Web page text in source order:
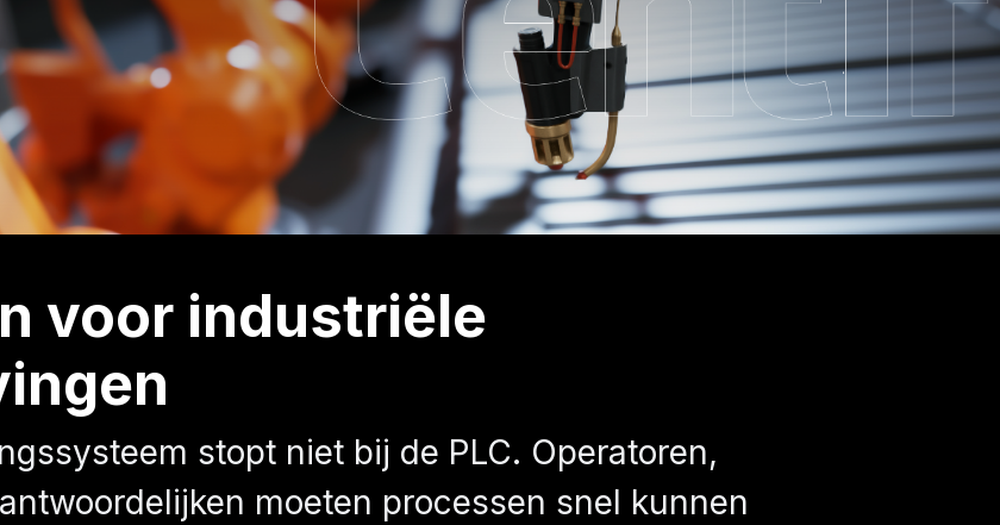
voor industriële
stopt niet bij de PLC. Operatoren,
moeten processen snel kunnen